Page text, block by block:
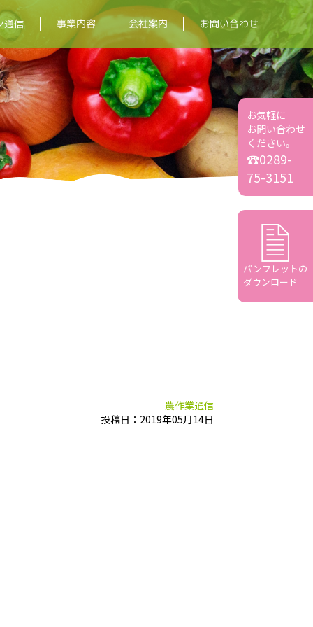
通信 事業内容 会社案内 お問い合わせ
お気軽に
お問い合わせ
ください。
☎0289-
75-3151
パンフレットの
ダウンロード
農作業通信
投稿日：2019年05月14日